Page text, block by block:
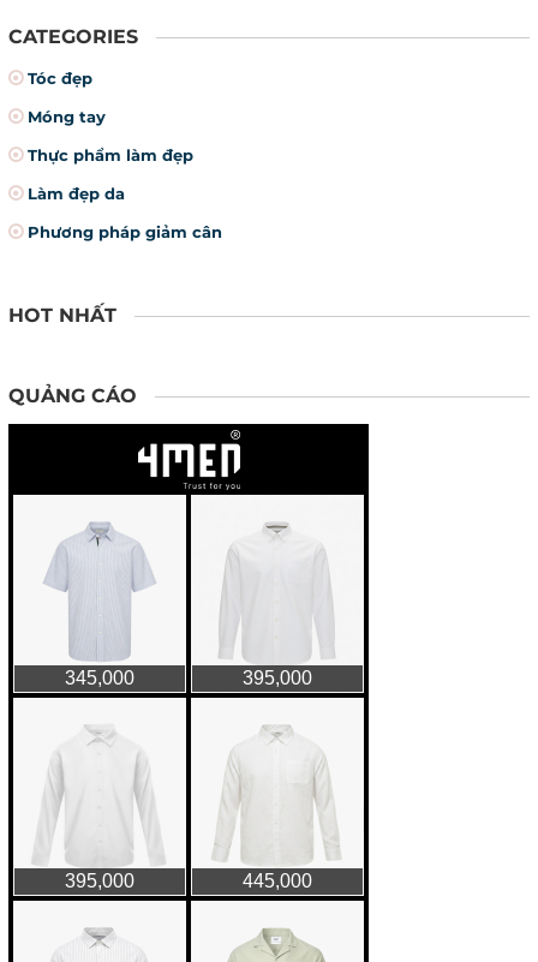
CATEGORIES
Tóc đẹp
Móng tay
Thực phẩm làm đẹp
Làm đẹp da
Phương pháp giảm cân
HOT NHẤT
QUẢNG CÁO